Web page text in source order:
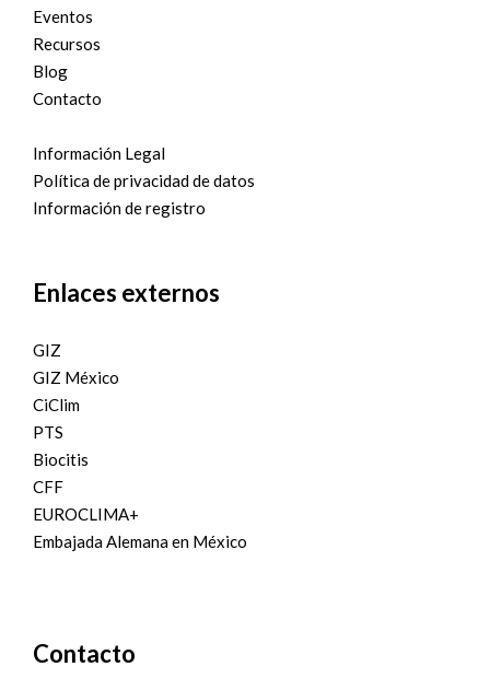
Eventos
Recursos
Blog
Contacto
Información Legal
Política de privacidad de datos
Información de registro
Enlaces externos
GIZ
GIZ México
CiClim
PTS
Biocitis
CFF
EUROCLIMA+
Embajada Alemana en México
Contacto